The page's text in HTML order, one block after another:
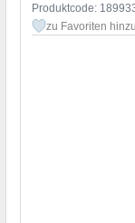
Produktcode:
zu Favoriten